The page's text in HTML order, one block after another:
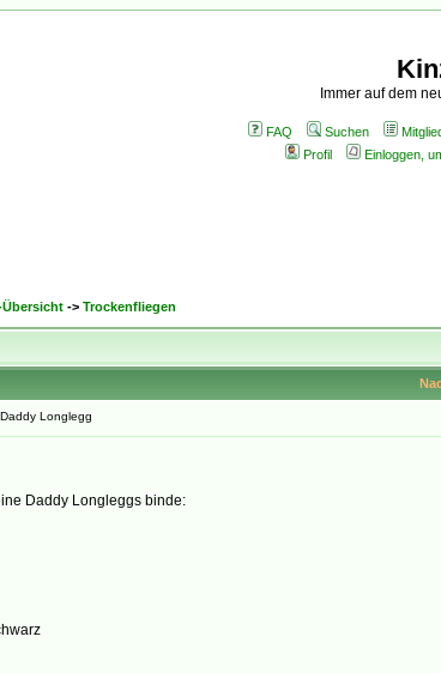
Immer auf dem
FAQ Suchen
Profil
Einloggen,
-> Trockenfliegen
Longlegg
Daddy Longleggs binde: